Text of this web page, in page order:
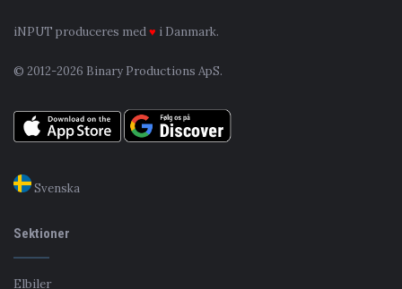
iNPUT produceres med♥ i Danmark.
© 2012-2026 Binary Productions ApS.
Svenska
Sektioner
Elbiler